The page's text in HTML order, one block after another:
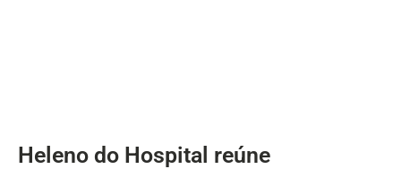
Heleno do Hospital reúne